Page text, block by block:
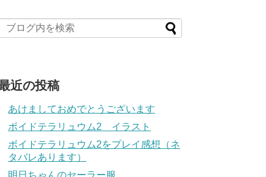
近の投稿
あけましておめでとうございます
ボイドテラリュウム2 イラスト
ボイドテラリュウム2をプレイ感想（ネ
タバレあります）